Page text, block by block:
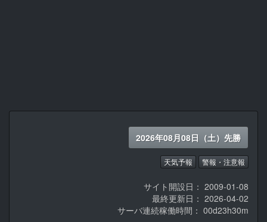
2026年08月08日（土）先勝
天気予報 警報・注意報
サイト開設日： 2009-01-08
最終更新日： 2026-04-02
サーバ連続稼働時間： 00d23h30m